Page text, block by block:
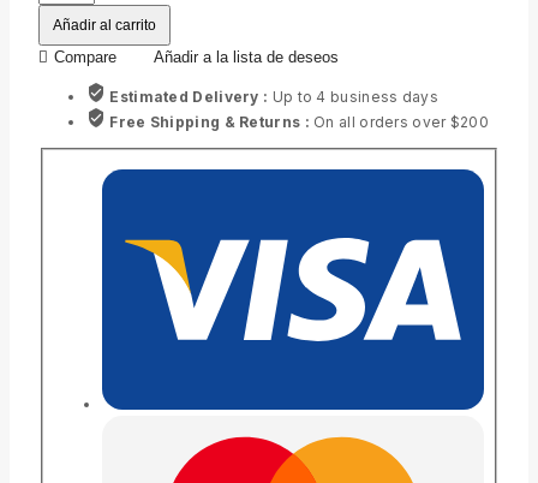
Añadir al carrito
Compare Añadir a la lista de deseos
Estimated Delivery : Up to 4 business days
Free Shipping & Returns : On all orders over $200